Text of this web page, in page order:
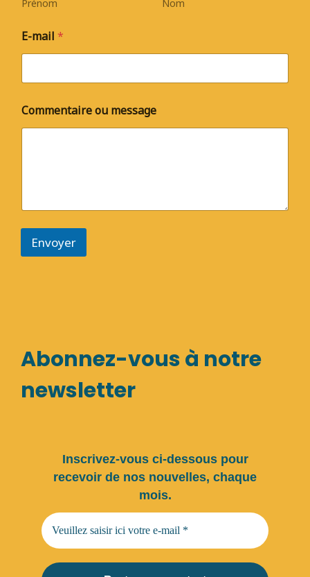
Prénom Nom
E-mail *
Commentaire ou message
Envoyer
Abonnez-vous à notre
newsletter
Inscrivez-vous ci-dessous pour
recevoir de nos nouvelles, chaque
mois.